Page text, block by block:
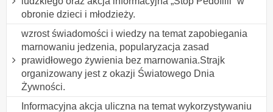
obronie dzieci i młodzieży.
wzrost świadomości i wiedzy na temat zapobiegania
marnowaniu jedzenia, popularyzacja zasad
prawidłowego żywienia bez marnowania.Strajk
organizowany jest z okazji Światowego Dnia
Żywności.
Informacyjna akcja uliczna na temat wykorzystywaniu